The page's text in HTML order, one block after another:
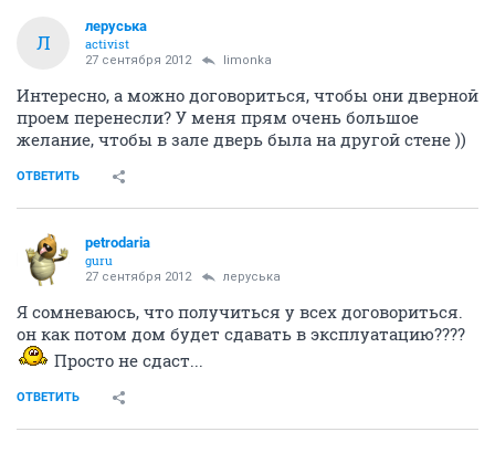
Л
леруська
activist
27 сентября 2012 limonka
Интересно, а можно договориться, чтобы они дверной
проем перенесли? У меня прям очень большое
желание, чтобы в зале дверь была на другой стене ))
ОТВЕТИТЬ
petrodaria
guru
27 сентября 2012 леруська
Я сомневаюсь, что получиться у всех договориться.
он как потом дом будет сдавать в эксплуатацию????
Просто не сдаст...
ОТВЕТИТЬ